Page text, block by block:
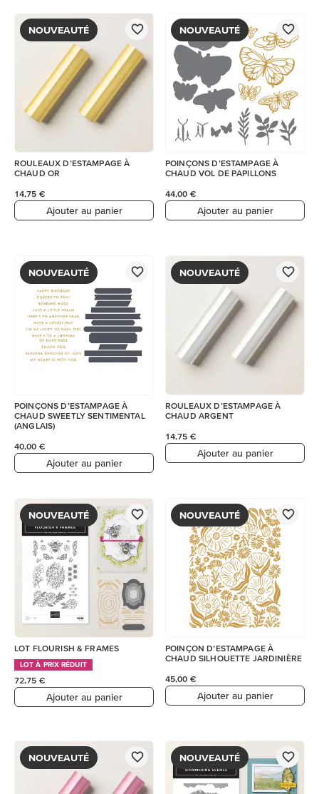
NOUVEAUTÉ
ROULEAUX D’ESTAMPAGE À
CHAUD OR
14,75 €
Ajouter au panier
NOUVEAUTÉ
POINÇONS D’ESTAMPAGE À
CHAUD VOL DE PAPILLONS
44,00 €
Ajouter au panier
NOUVEAUTÉ
POINÇONS D’ESTAMPAGE À
CHAUD SWEETLY SENTIMENTAL
(ANGLAIS)
40,00 €
Ajouter au panier
NOUVEAUTÉ
ROULEAUX D’ESTAMPAGE À
CHAUD ARGENT
14,75 €
Ajouter au panier
NOUVEAUTÉ
LOT FLOURISH & FRAMES
LOT À PRIX RÉDUIT
72,75 €
Ajouter au panier
NOUVEAUTÉ
POINÇON D’ESTAMPAGE À
CHAUD SILHOUETTE JARDINIÈRE
45,00 €
Ajouter au panier
NOUVEAUTÉ NOUVEAUTÉ